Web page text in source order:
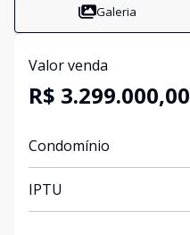
Galeria
Valor venda
R$ 3.299.000,00
Condomínio
IPTU